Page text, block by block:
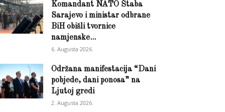
Komandant NATO Štaba
Sarajevo i ministar odbrane
BiH obišli tvornice
namjenske...
6. Augusta 2026.
Održana manifestacija “Dani
pobjede, dani ponosa” na
Ljutoj gredi
2. Augusta 2026.